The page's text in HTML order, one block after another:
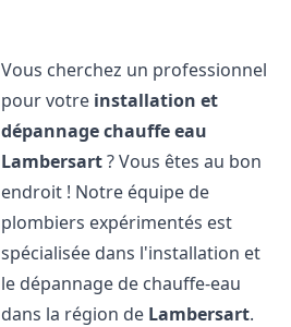
Vous cherchez un professionnel
pour votre installation et
dépannage chauffe eau
Lambersart? Vous êtes au bon
endroit ! Notre équipe de
plombiers expérimentés est
spécialisée dans l'installation et
le dépannage de chauffe-eau
dans la région de Lambersart.